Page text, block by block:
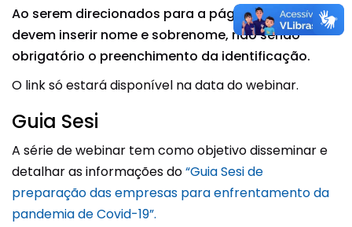
Ao serem direcionados para a página de login,
devem inserir nome e sobrenome, não sendo
obrigatório o preenchimento da identificação.
O link só estará disponível na data do webinar.
Guia Sesi
A série de webinar tem como objetivo disseminar e
detalhar as informações do“Guia Sesi de
preparação das empresas para enfrentamento da
pandemia de Covid-19”.